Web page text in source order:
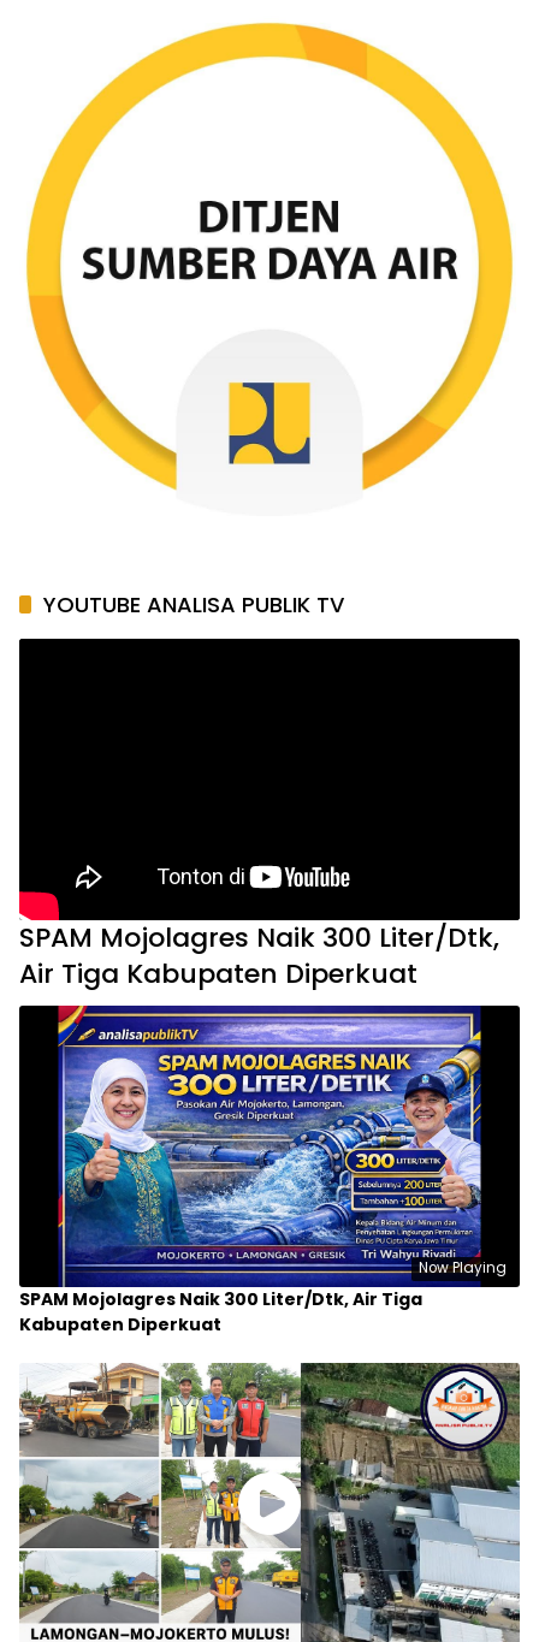
YOUTUBE ANALISA PUBLIK TV
SPAM Mojolagres Naik 300 Liter/Dtk,
Air Tiga Kabupaten Diperkuat
Now Playing
SPAM Mojolagres Naik 300 Liter/Dtk, Air Tiga
Kabupaten Diperkuat